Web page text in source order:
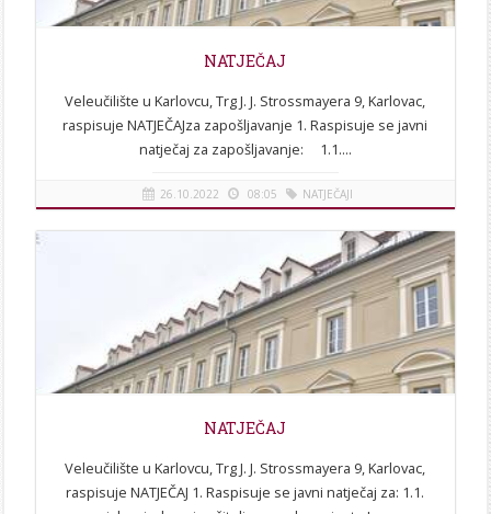
NATJEČAJ
Veleučilište u Karlovcu, Trg J. J. Strossmayera 9, Karlovac,
raspisuje NATJEČAJza zapošljavanje 1. Raspisuje se javni
natječaj za zapošljavanje: 1.1....
[više]
26.10.2022 08:05 NATJEČAJI
NATJEČAJ
Veleučilište u Karlovcu, Trg J. J. Strossmayera 9, Karlovac,
raspisuje NATJEČAJ 1. Raspisuje se javni natječaj za: 1.1.